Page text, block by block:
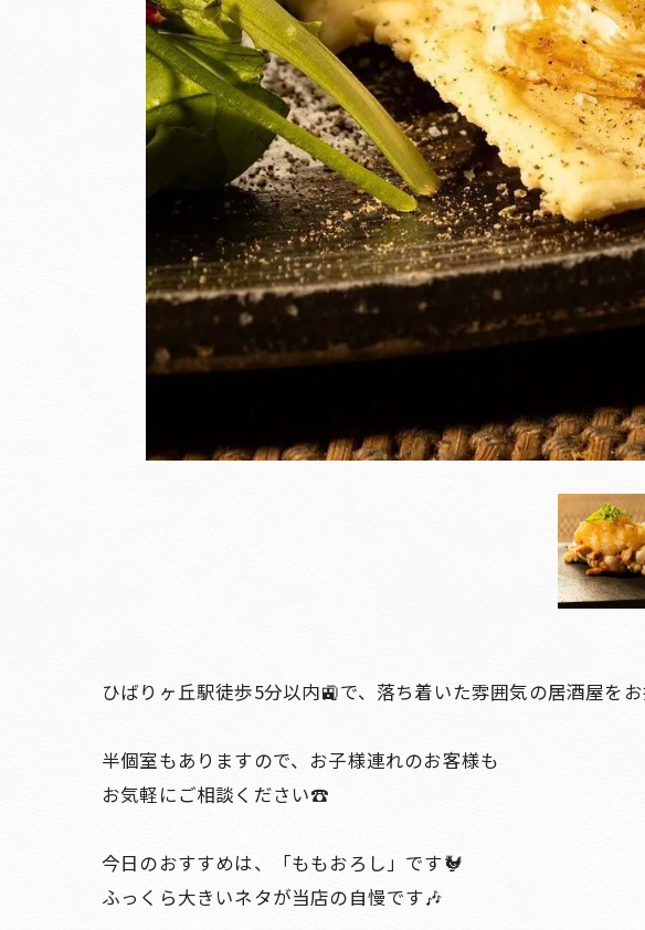
ひばりヶ丘駅徒歩5分以内🚉で、落ち着いた雰囲気の居酒屋
半個室もありますので、お子様連れのお客様も
お気軽にご相談ください☎️
今日のおすすめは、「ももおろし」です🐓
ふっくら大きいネタが当店の自慢です🎶